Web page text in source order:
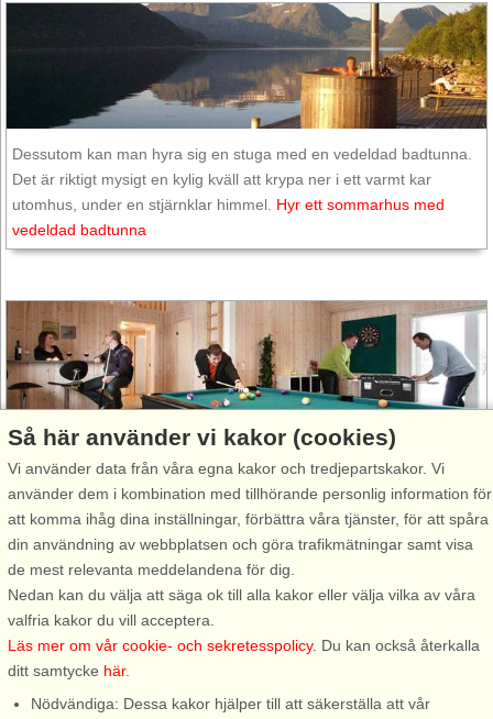
Dessutom kan man hyra sig en stuga med en vedeldad badtunna.
Det är riktigt mysigt en kylig kväll att krypa ner i ett varmt kar
utomhus, under en stjärnklar himmel. Hyr ett sommarhus med
vedeldad badtunna
I nästan alla familjer finns de som blir lite rastlösa efter en stund
och har lite svårt att sitta stilla. Då passar ett sommarhus med
några möjligheter till inomhusaktiviteter riktigt bra.Se våra
sommarhus med inomhusaktiviteter, så som bordsfotboll,
spelkonsoll eller biljardbord.
Så här använder vi kakor (cookies)
Vi använder data från våra egna kakor och tredjepartskakor. Vi
använder dem i kombination med tillhörande personlig information för
att komma ihåg dina inställningar, förbättra våra tjänster, för att spåra
din användning av webbplatsen och göra trafikmätningar samt visa
de mest relevanta meddelandena för dig.
Nedan kan du välja att säga ok till alla kakor eller välja vilka av våra
valfria kakor du vill acceptera.
Läs mer om vår cookie- och sekretesspolicy. Du kan också återkalla
ditt samtycke här.
Nödvändiga: Dessa kakor hjälper till att säkerställa att vår